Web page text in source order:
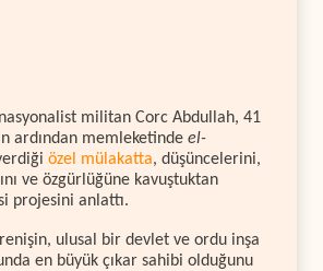
militan Corc Abdullah, 41
ardından memleketinde el-
özel mülakatta, düşüncelerini,
ve özgürlüğüne kavuştuktan
projesini anlattı.
ulusal bir devlet ve ordu inşa
en büyük çıkar sahibi olduğunu